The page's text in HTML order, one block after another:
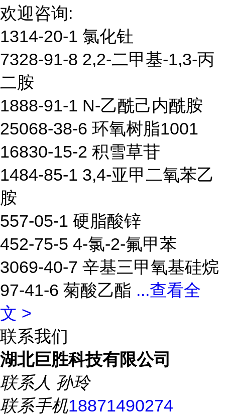
欢迎咨询:
1314-20-1 氯化钍
7328-91-8 2,2-二甲基-1,3-丙
二胺
1888-91-1 N-乙酰己内酰胺
25068-38-6 环氧树脂1001
16830-15-2 积雪草苷
1484-85-1 3,4-亚甲二氧苯乙
胺
557-05-1 硬脂酸锌
452-75-5 4-氯-2-氟甲苯
3069-40-7 辛基三甲氧基硅烷
97-41-6 菊酸乙酯 ...查看全
文 >
联系我们
湖北巨胜科技有限公司
联系人 孙玲
联系手机18871490274